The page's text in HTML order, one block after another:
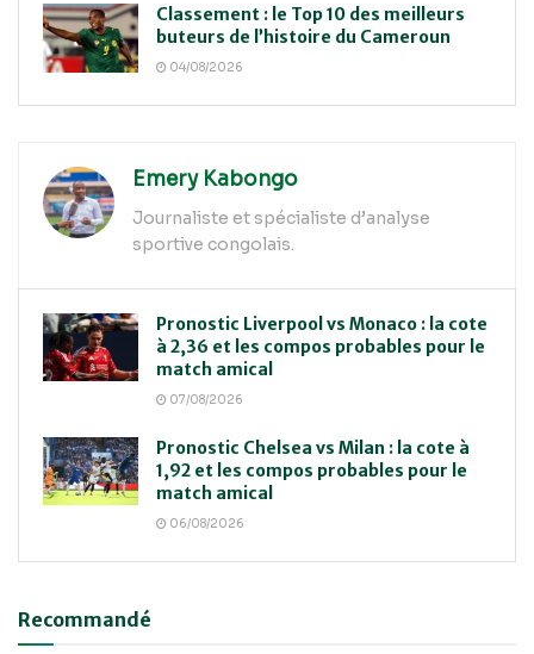
Classement : le Top 10 des meilleurs
buteurs de l’histoire du Cameroun
04/08/2026
Emery Kabongo
Journaliste et spécialiste d’analyse
sportive congolais.
Pronostic Liverpool vs Monaco : la cote
à 2,36 et les compos probables pour le
match amical
07/08/2026
Pronostic Chelsea vs Milan : la cote à
1,92 et les compos probables pour le
match amical
06/08/2026
Recommandé